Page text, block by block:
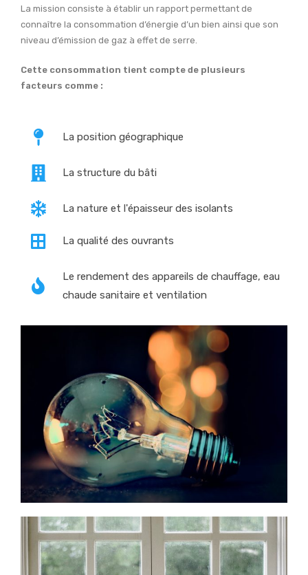
La mission consiste à établir un rapport permettant de
connaître la consommation d’énergie d’un bien ainsi que son
niveau d’émission de gaz à effet de serre.
Cette consommation tient compte de plusieurs
facteurs comme :
La position géographique
La structure du bâti
La nature et l'épaisseur des isolants
La qualité des ouvrants
Le rendement des appareils de chauffage, eau
chaude sanitaire et ventilation